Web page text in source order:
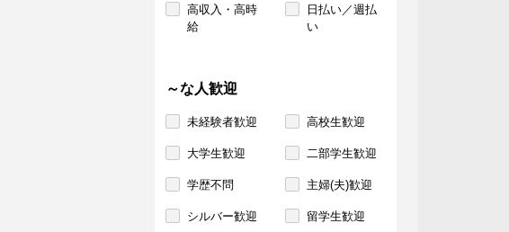
高収入・高時
給
日払い／週払
い
～な人歓迎
未経験者歓迎 高校生歓迎
大学生歓迎 二部学生歓迎
学歴不問 主婦(夫)歓迎
シルバー歓迎 留学生歓迎